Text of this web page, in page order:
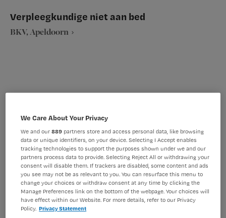
Verpleegkundige niet aan bed
BKV, Apeldoorn
Overige Vaste aanstelling
PLAATSINGSDATUM
4 april 2025
NIVEAU
MBO
ERVARING
Niet nader bepaald
DIENSTVERBAND
Fulltime
We Care About Your Privacy
We and our889 partners store and access personal data, like browsing
data or unique identifiers, on your device. Selecting I Accept enables
tracking technologies to support the purposes shown under we and our
partners process data to provide. Selecting Reject All or withdrawing your
consent will disable them. If trackers are disabled, some content and ads
you see may not be as relevant to you. You can resurface this menu to
change your choices or withdraw consent at any time by clicking the
Manage Preferences link on the bottom of the webpage. Your choices will
have effect within our Website. For more details, refer to our Privacy
Policy. Privacy Statement